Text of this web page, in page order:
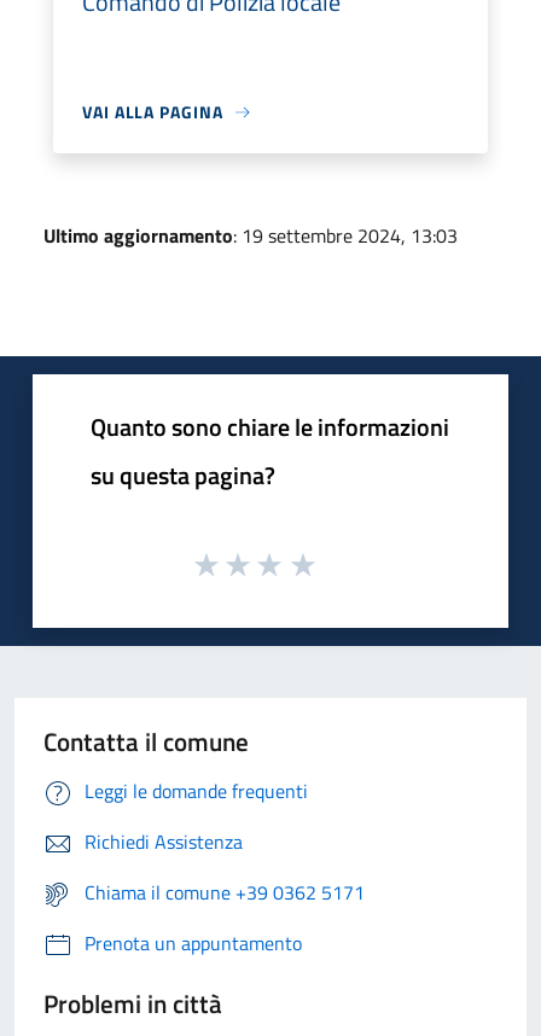
VAI ALLA PAGINA
Ultimo aggiornamento: 19 settembre 2024, 13:03
Quanto sono chiare le informazioni
su questa pagina?
Contatta il comune
Leggi le domande frequenti
Richiedi Assistenza
Chiama il comune +39 0362 5171
Prenota un appuntamento
Problemi in città